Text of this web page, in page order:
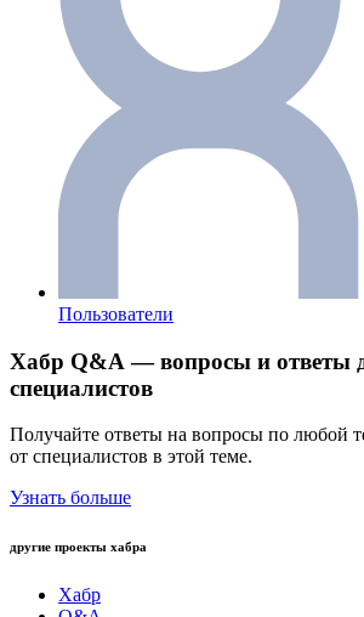
Пользователи
Хабр Q&A — вопросы и ответы
специалистов
Получайте ответы на вопросы по любой
от специалистов в этой теме.
Узнать больше
другие проекты хабра
Хабр